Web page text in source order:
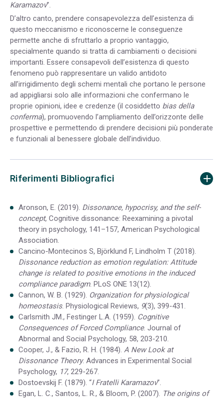
Karamazov”.
D’altro canto, prendere consapevolezza dell’esistenza di
questo meccanismo e riconoscerne le conseguenze
permette anche di sfruttarlo a proprio vantaggio,
specialmente quando si tratta di cambiamenti o decisioni
importanti. Essere consapevoli dell’esistenza di questo
fenomeno può rappresentare un valido antidoto
all’irrigidimento degli schemi mentali che portano le persone
ad appigliarsi solo alle informazioni che confermano le
proprie opinioni, idee e credenze (il cosiddetto bias della
conferma), promuovendo l’ampliamento dell’orizzonte delle
prospettive e permettendo di prendere decisioni più ponderate
e funzionali al benessere globale dell’individuo.
Riferimenti Bibliografici
Aronson, E. (2019). Dissonance, hypocrisy, and the self-
concept, Cognitive dissonance: Reexamining a pivotal
theory in psychology, 141–157, American Psychological
Association.
Cancino-Montecinos S, Björklund F, Lindholm T (2018).
Dissonance reduction as emotion regulation: Attitude
change is related to positive emotions in the induced
compliance paradigm. PLoS ONE 13(12).
Cannon, W. B. (1929). Organization for physiological
homeostasis. Physiological Reviews, 9(3), 399-431.
Carlsmith JM., Festinger L.A. (1959). Cognitive
Consequences of Forced Compliance. Journal of
Abnormal and Social Psychology, 58, 203-210.
Cooper, J., & Fazio, R. H. (1984). A New Look at
Dissonance Theory. Advances in Experimental Social
Psychology, 17, 229-267.
Dostoevskij F. (1879). “I Fratelli Karamazov”.
Egan, L. C., Santos, L. R., & Bloom, P. (2007). The origins of